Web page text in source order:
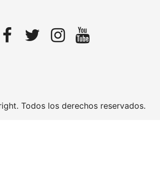
Todos los derechos reservados.